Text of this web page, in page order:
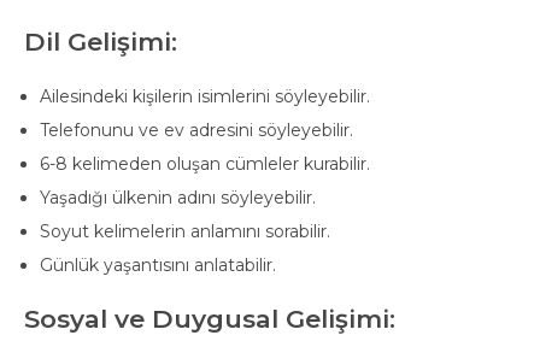
Dil Gelişimi:
Ailesindeki kişilerin isimlerini söyleyebilir.
Telefonunu ve ev adresini söyleyebilir.
6-8 kelimeden oluşan cümleler kurabilir.
Yaşadığı ülkenin adını söyleyebilir.
Soyut kelimelerin anlamını sorabilir.
Günlük yaşantısını anlatabilir.
Sosyal ve Duygusal Gelişimi: